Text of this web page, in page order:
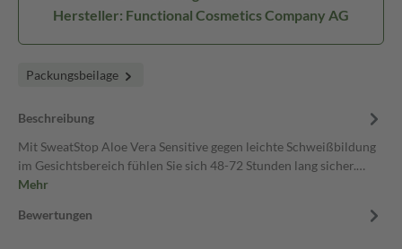
Hersteller: Functional Cosmetics Company AG
Packungsbeilage
Beschreibung
Mit SweatStop Aloe Vera Sensitive gegen leichte Schweißbildung
im Gesichtsbereich fühlen Sie sich 48-72 Stunden lang sicher.…
Mehr
Bewertungen